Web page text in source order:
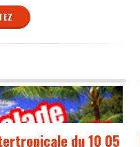
du 10 05